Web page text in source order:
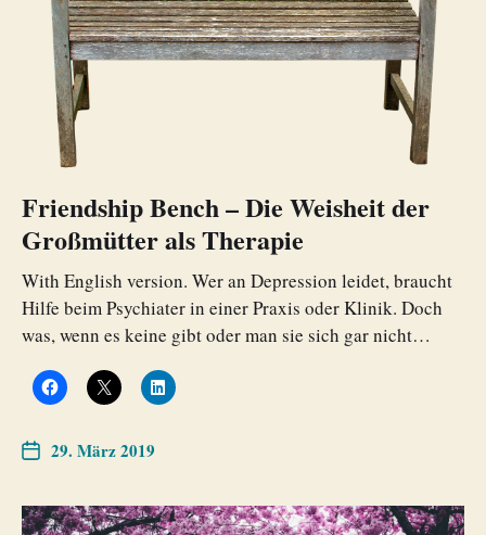
Friendship Bench – Die Weisheit der
Großmütter als Therapie
With English version. Wer an Depression leidet, braucht
Hilfe beim Psychiater in einer Praxis oder Klinik. Doch
was, wenn es keine gibt oder man sie sich gar nicht…
29. März 2019